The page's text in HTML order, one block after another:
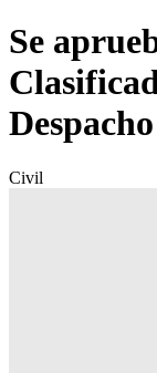
Se
Civil